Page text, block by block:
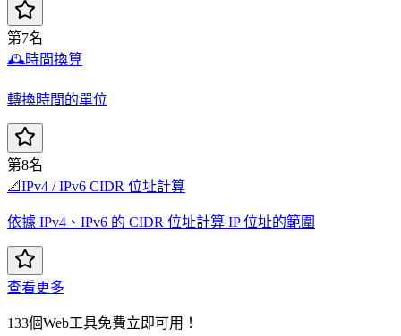
第7名
🕰️時間換算
轉換時間的單位
第8名
📐IPv4 / IPv6 CIDR 位址計算
依據 IPv4、IPv6 的 CIDR 位址計算 IP 位址的範圍
查看更多
133個Web工具免費立即可用！